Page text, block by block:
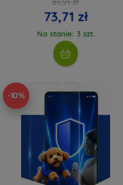
73,71 zł
Na stanie: 3 szt.
-10%